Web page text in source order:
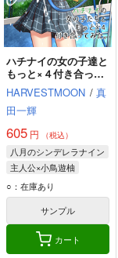
ハチナイの女の子達と
もっと×４付き合って
みた。
HARVESTMOON / 真
田一輝
605 円 （税込）
八月のシンデレラナイン
主人公×小鳥遊柚
小鳥遊柚
月島結衣
○：在庫あり
サンプル
カート